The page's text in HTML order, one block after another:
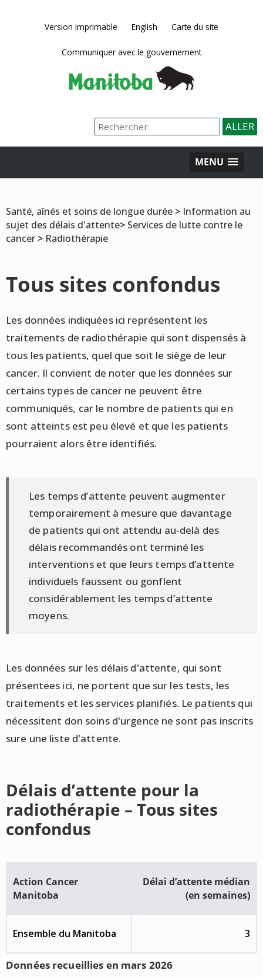
Version imprimable English Carte du site
Communiquer avec le gouvernement
MENU
Santé, aînés et soins de longue durée > Information au
sujet des délais d'attente> Services de lutte contre le
cancer > Radiothérapie
Tous sites confondus
Les données indiquées ici représentent les
traitements de radiothérapie qui sont dispensés à
tous les patients, quel que soit le siège de leur
cancer. Il convient de noter que les données sur
certains types de cancer ne peuvent être
communiqués, car le nombre de patients qui en
sont atteints est peu élevé et que les patients
pourraient alors être identifiés.
Les temps d’attente peuvent augmenter
temporairement à mesure que davantage
de patients qui ont attendu au-delà des
délais recommandés ont terminé les
interventions et que leurs temps d’attente
individuels faussent ou gonflent
considérablement les temps d’attente
moyens.
Les données sur les délais d'attente, qui sont
présentees ici, ne portent que sur les tests, les
traitements et les services planifiés. Le patients qui
nécessitent don soins d'urgence ne sont pas inscrits
sure une liste d'attente.
Délais d’attente pour la
radiothérapie – Tous sites
confondus
Action Cancer
Manitoba
Délai d’attente médian
(en semaines)
Ensemble du Manitoba 3
Données recueillies en mars 2026